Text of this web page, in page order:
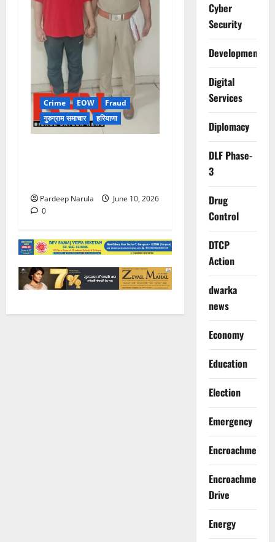
Crime EOW
Fraud
गुरुग्राम समाचार
हरियाणा
Pardeep Narula
June 10, 2026
0
Cyber
Security
Development
Digital
Services
Diplomacy
DLF Phase-
3
Drug
Control
DTCP
Action
dwarka
news
Economy
Education
Election
Emergency
Encroachment
Encroachment
Drive
Energy